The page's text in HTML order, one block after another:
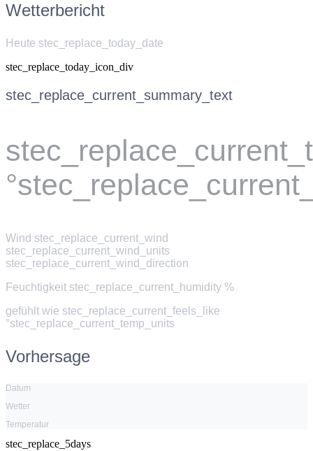
Wetterbericht
Heute stec_replace_today_date
stec_replace_today_icon_div
stec_replace_current_summary_text
Wind stec_replace_current_wind
stec_replace_current_wind_units
stec_replace_current_wind_direction
Feuchtigkeit stec_replace_current_humidity %
gefühlt wie stec_replace_current_feels_like
°stec_replace_current_temp_units
Vorhersage
Datum
Wetter
Temperatur
stec_replace_5days